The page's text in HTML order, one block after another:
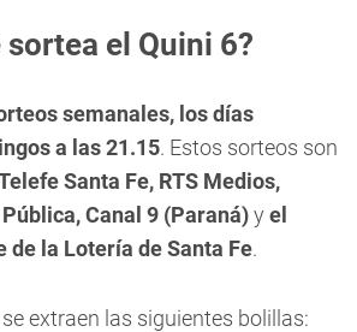
sortea el Quini 6?
semanales, los días
a las 21.15. Estos sorteos son
Santa Fe, RTS Medios,
Canal 9 (Paraná)y el
de la Lotería de Santa Fe.
extraen las siguientes bolillas: